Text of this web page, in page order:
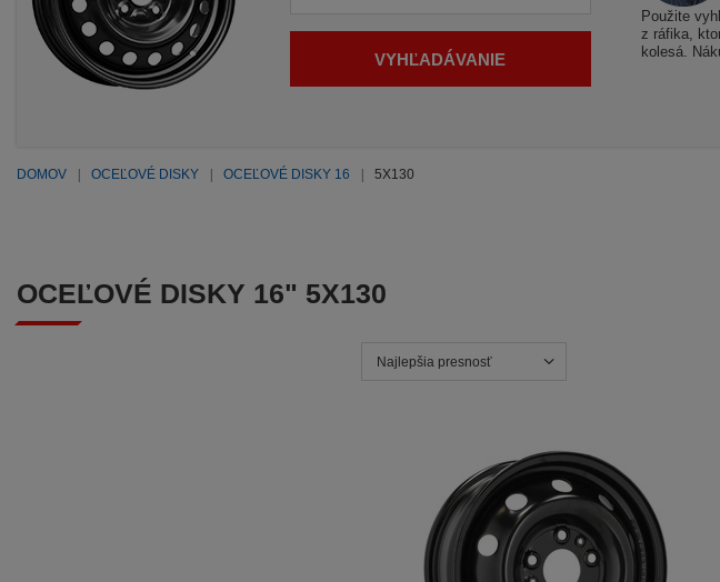
VYHĽADÁVANIE
Použite
z ráfika,
kolesá.
DOMOV OCEĽOVÉ DISKY OCEĽOVÉ DISKY 16 5X130
OCEĽOVÉ DISKY 16" 5X130
Najlepšia presnosť